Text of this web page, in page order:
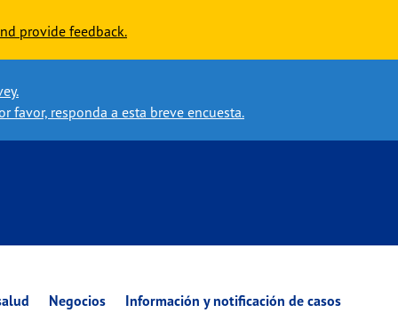
provide feedback.
favor, responda a esta breve encuesta.
Negocios Información y notificación de casos